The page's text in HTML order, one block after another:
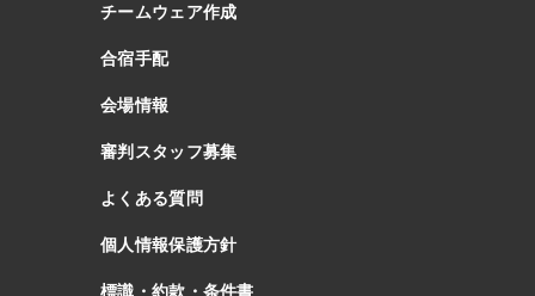
チームウェア作成
合宿手配
会場情報
審判スタッフ募集
よくある質問
個人情報保護方針
標識・約款・条件書